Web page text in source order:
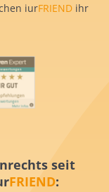
iurFRIEND ihr
seit
FRIEND: